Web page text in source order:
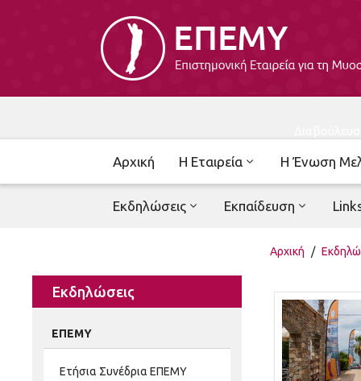
Αρχική Η Εταιρεία Η Ένωση
Εκδηλώσεις Εκπαίδευση
Αρχική /
Εκδηλώσεις
ΕΠΕΜΥ
Ετήσια Συνέδρια ΕΠΕΜΥ